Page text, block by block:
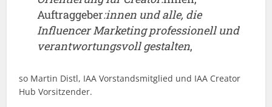
Auftraggeber:innen und alle, die
Influencer Marketing professionell und
verantwortungsvoll gestalten,
so Martin Distl, IAA Vorstandsmitglied und IAA Creator
Hub Vorsitzender.